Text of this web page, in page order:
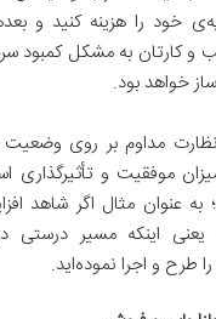
خود را هزینه کنید و
کارتان به مشکل کمبود
خواهد بود.
مداوم بر روی
موفقیت و تأثیرگذاری
عنوان مثال اگر شاهد
اینکه مسیر درستی
طرح و اجرا نموده‌اید.